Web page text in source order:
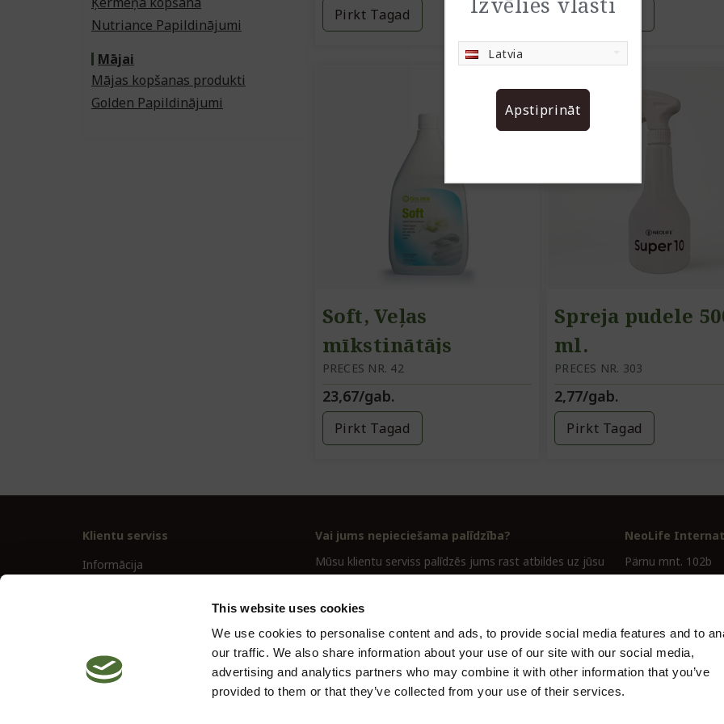
This website uses cookies
We use cookies to personalise content and ads, to provide social media features and to
our traffic. We also share information about your use of our site with our social media,
advertising and analytics partners who may combine it with other information that you’ve
provided to them or that they’ve collected from your use of their services.
Latvia
Apstiprināt
Nutriance Papildinājumi
Mājai
Mājas kopšanas produkti
Golden Papildinājumi
Pirkt Tagad Pirkt Tagad
Soft, Veļas
mīkstinātājs
PRECES NR. 42
23,67/gab.
Pirkt Tagad
Spreja pudele
ml.
PRECES NR. 303
2,77/gab.
Pirkt Tagad
Klientu serviss
Informācija
Vai jums nepieciešama palīdzība?
Mūsu klientu serviss palīdzēs jums rast atbildes uz jūsu
+3726304600
NeoLife
Pärnu mnt. 102b